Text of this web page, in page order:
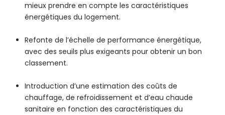
mieux prendre en compte les caractéristiques
énergétiques du logement.
Refonte de l’échelle de performance énergétique,
avec des seuils plus exigeants pour obtenir un bon
classement.
Introduction d’une estimation des coûts de
chauffage, de refroidissement et d’eau chaude
sanitaire en fonction des caractéristiques du